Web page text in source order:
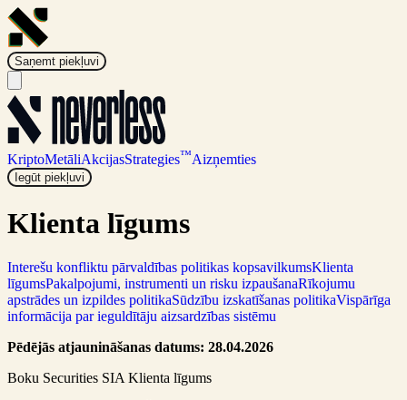
Saņemt piekļuvi
KriptoMetāliAkcijasStrategies™Aizņemties
Iegūt piekļuvi
Klienta līgums
Interešu konfliktu pārvaldības politikas kopsavilkumsKlienta
līgumsPakalpojumi, instrumenti un risku izpaušanaRīkojumu
apstrādes un izpildes politikaSūdzību izskatīšanas politikaVispārīga
informācija par ieguldītāju aizsardzības sistēmu
Pēdējās atjaunināšanas datums: 28.04.2026
Boku Securities SIA Klienta līgums